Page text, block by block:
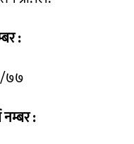
:
७७
नम्बर :